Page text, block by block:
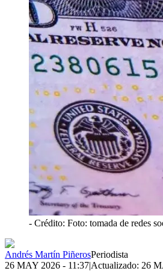
- Crédito: Foto: tomada de redes
Andrés Martín PiñerosPeriodista
26 MAY 2026 - 11:37|Actualizado: 26